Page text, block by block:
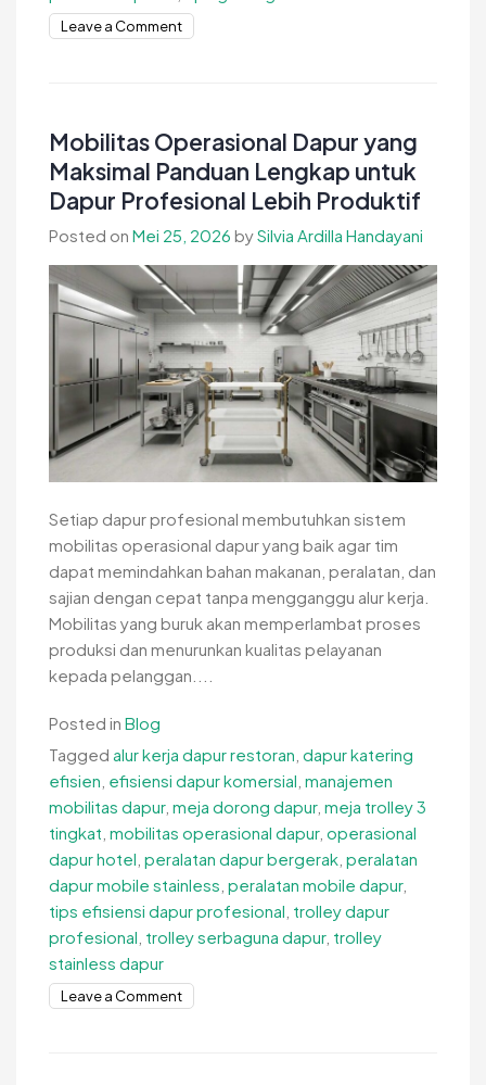
Leave a Commenton
Patah
di
Gudang
Mobilitas Operasional Dapur yang
Maksimal Panduan Lengkap untuk
Dapur Profesional Lebih Produktif
Posted on Mei 25, 2026 bySilvia Ardilla Handayani
Setiap dapur profesional membutuhkan sistem
mobilitas operasional dapur yang baik agar tim
dapat memindahkan bahan makanan, peralatan, dan
sajian dengan cepat tanpa mengganggu alur kerja.
Mobilitas yang buruk akan memperlambat proses
produksi dan menurunkan kualitas pelayanan
kepada pelanggan....
Posted in Blog
Tagged alur kerja dapur restoran dapur katering
efisien efisiensi dapur komersial manajemen
mobilitas dapur, meja dorong dapur, meja trolley 3
tingkat mobilitas operasional dapur, operasional
dapur hotel peralatan dapur bergerak peralatan
dapur mobile stainless peralatan mobile dapur,
tips efisiensi dapur profesional trolley dapur
profesional trolley serbaguna dapur, trolley
stainless dapur
Leave a Commenton